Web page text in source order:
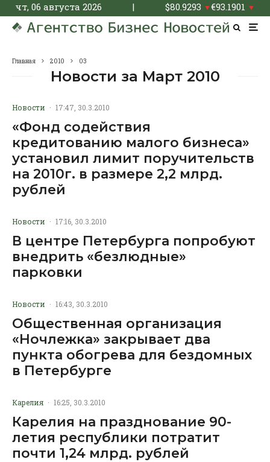
чт, 06 августа 2026 | $80.9293 ▼€93.1901 ▼
Главная 2010 03
Новости за Март 2010
Новости · 17:47, 30.3.2010
«Фонд содействия
кредитованию малого бизнеса»
установил лимит поручительств
на 2010г. в размере 2,2 млрд.
рублей
Новости · 17:16, 30.3.2010
В центре Петербурга попробуют
внедрить «безлюдные»
парковки
Новости · 16:43, 30.3.2010
Общественная организация
«Ночлежка» закрывает два
пункта обогрева для бездомных
в Петербурге
Карелия · 16:25, 30.3.2010
Карелия на празднование 90-
летия республики потратит
почти 1,24 млрд. рублей